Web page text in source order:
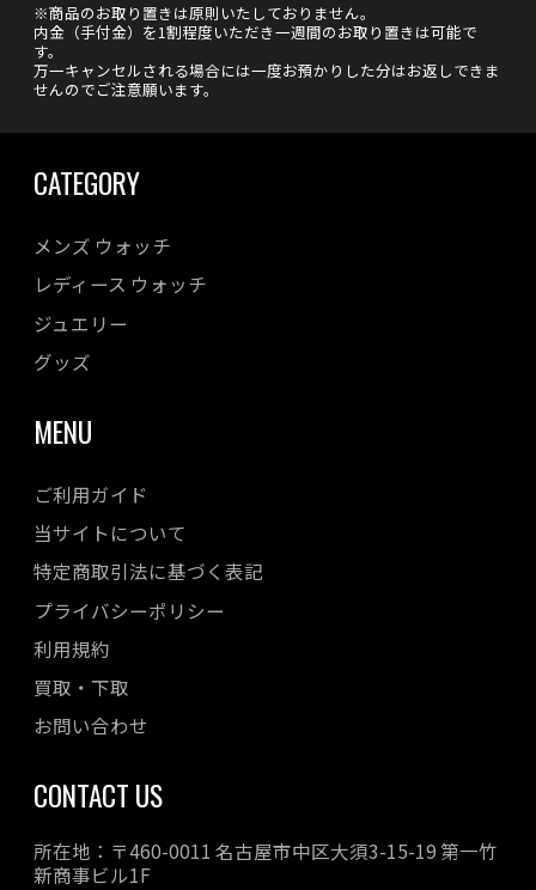
※商品のお取り置きは原則いたしておりません。
内金（手付金）を1割程度いただき一週間のお取り置きは可能で
す。
万一キャンセルされる場合には一度お預かりした分はお返しできま
せんのでご注意願います。
CATEGORY
メンズ ウォッチ
レディース ウォッチ
ジュエリー
グッズ
MENU
ご利用ガイド
当サイトについて
特定商取引法に基づく表記
プライバシーポリシー
利用規約
買取・下取
お問い合わせ
CONTACT US
所在地：〒460-0011 名古屋市中区大須3-15-19 第一竹
新商事ビル1F